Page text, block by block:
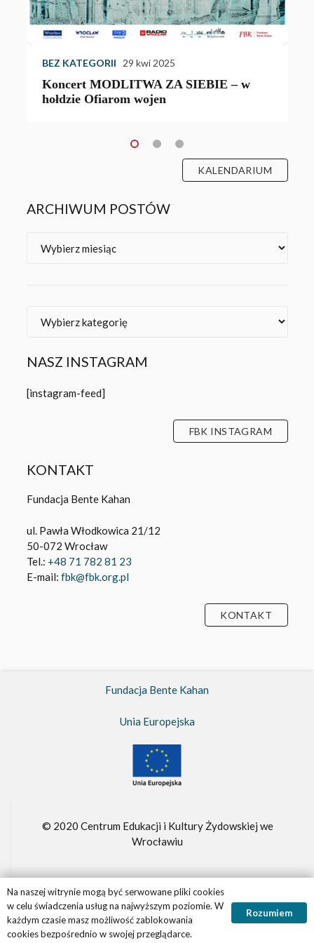
BEZ KATEGORII 29 kwi 2025
Koncert MODLITWA ZA SIEBIE – w
hołdzie Ofiarom wojen
KALENDARIUM
ARCHIWUM POSTÓW
NASZ INSTAGRAM
[instagram-feed]
FBK INSTAGRAM
KONTAKT
Fundacja Bente Kahan
ul. Pawła Włodkowica 21/12
50-072 Wrocław
Tel.: +48 71 782 81 23
E-mail: fbk@fbk.org.pl
KONTAKT
Fundacja Bente Kahan
Unia Europejska
© 2020 Centrum Edukacji i Kultury Żydowskiej we
Wrocławiu
Fundacja Bente Kahan –FBK.org.pl
Realizacja witrynyPanther.software
Na naszej witrynie mogą być serwowane pliki cookies
w celu świadczenia usług na najwyższym poziomie. W
każdym czasie masz możliwość zablokowania
cookies bezpośrednio w swojej przeglądarce.
Rozumiem